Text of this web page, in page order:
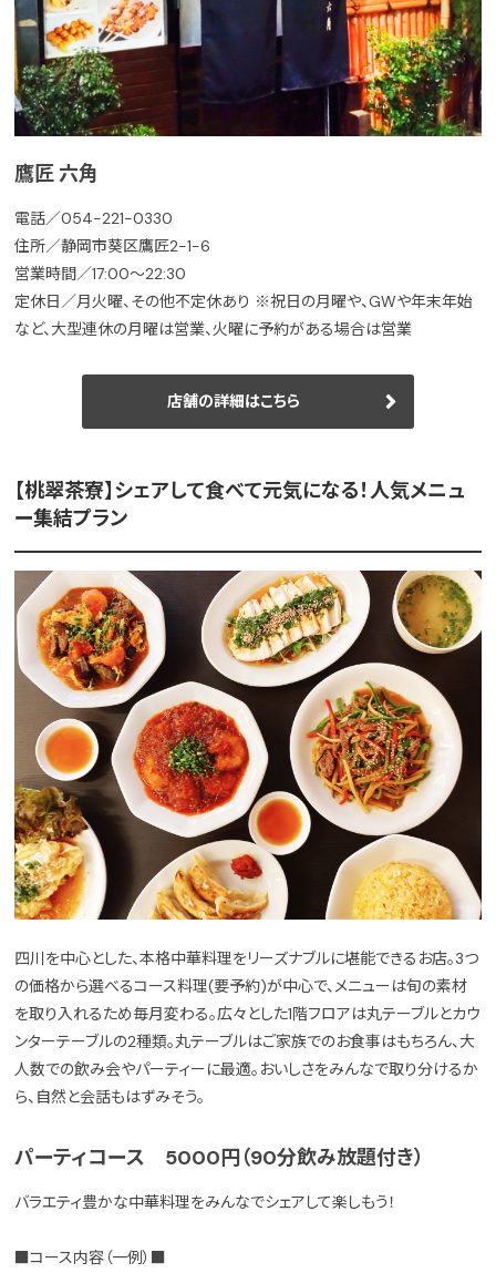
鷹匠 六角
電話／054-221-0330
住所／静岡市葵区鷹匠2-1-6
営業時間／17:00～22:30
定休日／月火曜、その他不定休あり ※祝日の月曜や、GWや年末年始
など、大型連休の月曜は営業、火曜に予約がある場合は営業
店舗の詳細はこちら
【桃翠茶寮】シェアして食べて元気になる！人気メニュ
ー集結プラン
四川を中心とした、本格中華料理をリーズナブルに堪能できるお店。3つ
の価格から選べるコース料理(要予約)が中心で、メニューは旬の素材
を取り入れるため毎月変わる。広々とした1階フロアは丸テーブルとカウ
ンターテーブルの2種類。丸テーブルはご家族でのお食事はもちろん、大
人数での飲み会やパーティーに最適。おいしさをみんなで取り分けるか
ら、自然と会話もはずみそう。
パーティコース 5000円（90分飲み放題付き）
バラエティ豊かな中華料理をみんなでシェアして楽しもう！
■コース内容（一例）■